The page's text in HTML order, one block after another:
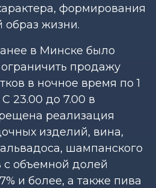
формирования
жизни.
в Минске было
продажу
в ночное время по 1
С 23.00 до 7.00 в
реализация
изделий, вина,
шампанского
с объемной долей
и более, а также пива